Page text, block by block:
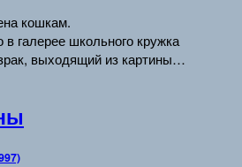
кошкам.
в галерее школьного кружка
выходящий из картины…